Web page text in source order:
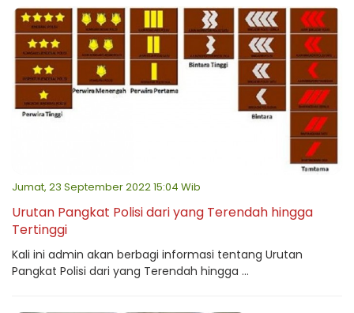
Jumat, 23 September 2022 15:04 Wib
Urutan Pangkat Polisi dari yang Terendah hingga
Tertinggi
Kali ini admin akan berbagi informasi tentang Urutan
Pangkat Polisi dari yang Terendah hingga ...